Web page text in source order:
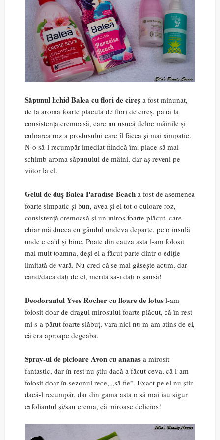
Săpunul lichid Balea cu flori de cireș a fost minunat,
de la aroma foarte plăcută de flori de cireș, până la
consistența cremoasă, care nu usucă deloc mâinile și
culoarea roz a produsului care îl făcea și mai simpatic.
N-o să-l recumpăr imediat fiindcă îmi place să mai
schimb aroma săpunului de mâini, dar aș reveni pe
viitor la el.
Gelul de duș Balea Paradise Beach a fost de asemenea
foarte simpatic și bun, avea și el tot o culoare roz,
consistență cremoasă și un miros foarte plăcut, care
chiar mă ducea cu gândul undeva departe, pe o insulă
unde e cald și bine. Poate din cauza asta l-am folosit
mai mult toamna, deși el a făcut parte dintr-o ediție
limitată de vară. Nu cred că se mai găsește acum, dar
când/dacă dați de el, merită să-i dați o șansă!
Deodorantul Yves Rocher cu floare de lotus l-am
folosit doar de dragul mirosului foarte plăcut, că în rest
mi s-a părut foarte slăbuț, vara nici nu m-am atins de el,
că era aproape degeaba.
Spray-ul de picioare Avon cu ananas a mirosit
fantastic, dar în rest nu știu dacă a făcut ceva, că l-am
folosit doar în sezonul rece, „să fie”. Exact pe el nu știu
dacă-l recumpăr, dar din gama asta o să mai iau sigur
exfoliantul și/sau crema, că miroase delicios!